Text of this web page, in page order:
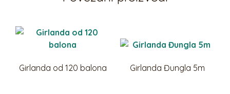
Girlanda od 120 balona Girlanda Đungla 5m